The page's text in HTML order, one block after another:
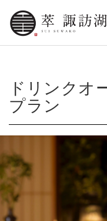
ドリンクオ
プラン